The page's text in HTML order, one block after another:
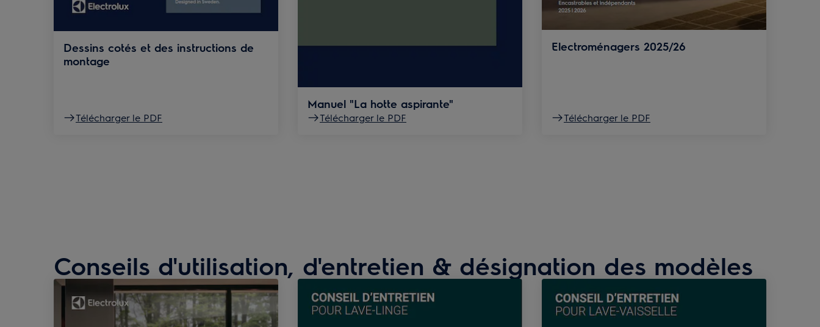
Dessins cotés et des instructions de
montage
Télécharger le PDF
Manuel "La hotte aspirante"
Télécharger le PDF
Electroménagers 2025/26
Télécharger le PDF
Conseils d'utilisation, d'entretien & désignation des modèles